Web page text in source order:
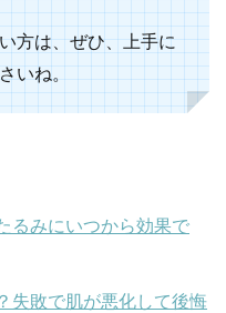
方は、ぜひ、上手に
いね。
るみにいつから効果で
失敗で肌が悪化して後悔